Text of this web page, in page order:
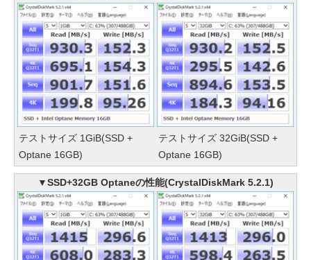
テストサイズ 1GiB(SSD +
Optane 16GB)
テストサイズ 32GiB(SSD +
Optane 16GB)
▼SSD+32GB Optaneの性能(CrystalDiskMark 5.2.1)